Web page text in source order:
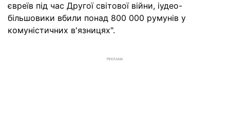
євреїв під час Другої світової війни, іудео-
більшовики вбили понад 800 000 румунів у
комуністичних в'язницях".
РЕКЛАМА